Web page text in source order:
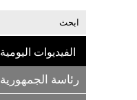
الفيديوات اليومية
رئاسة الجمهورية